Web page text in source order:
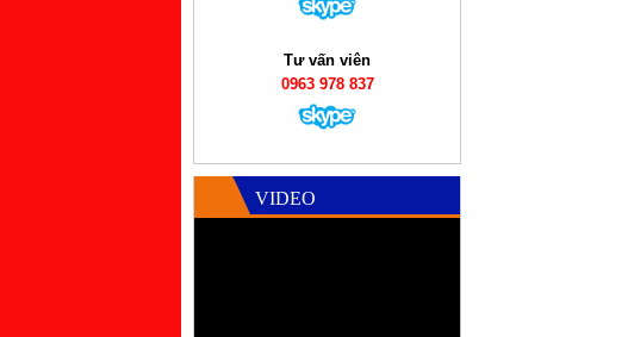
Tư vấn viên
0963 978 837
VIDEO